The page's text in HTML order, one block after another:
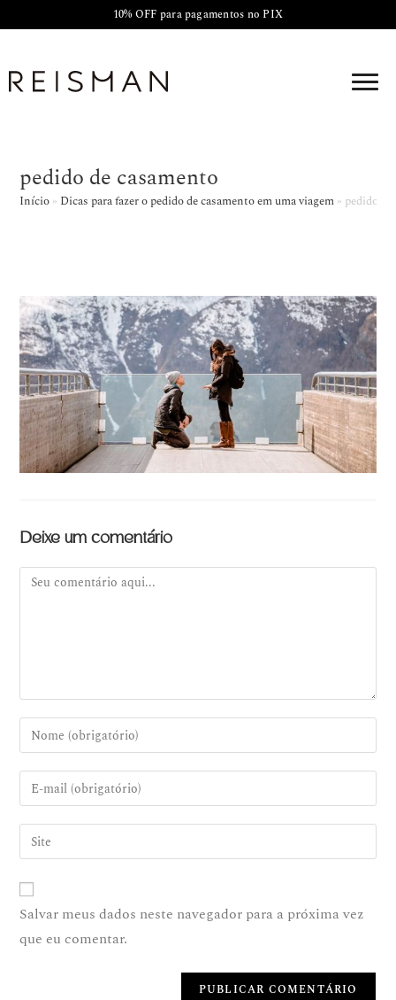
10% OFF para pagamentos no PIX
pedido de casamento
Início » Dicas para fazer o pedido de casamento em uma viagem » pedido
Deixe um comentário
Salvar meus dados neste navegador para a próxima vez
que eu comentar.